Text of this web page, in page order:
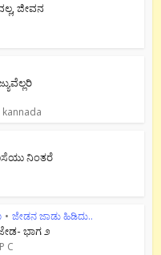
ಜೀವನ
ನಿಂತರೆ
• ಜೇಡನ ಜಾಡು ಹಿಡಿದು..
ಭಾಗ ೨
C